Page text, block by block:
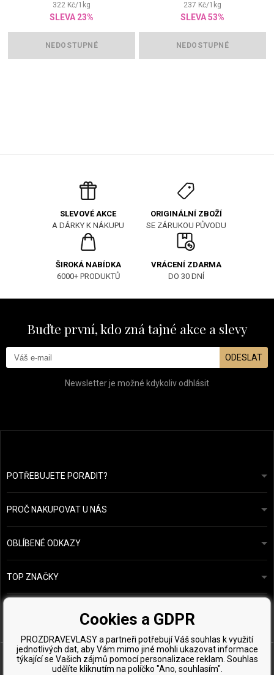
322 Kč/1 kg
SLEVA 23%
NEDOSTUPNÉ
237 Kč/1 kg
SLEVA 53%
NEDOSTUPNÉ
SLEVOVÉ AKCE
A DÁRKY K NÁKUPU
ORIGINÁLNÍ ZBOŽÍ
SE ZÁRUKOU PŮVODU
ŠIROKÁ NABÍDKA
6000+ PRODUKTŮ
VRÁCENÍ ZDARMA
DO 30 DNÍ
Buďte první, kdo zná tajné akce a slevy
ODESLAT
Newsletter je možné kdykoliv odhlásit
POTŘEBUJETE PORADIT?info@prozdravevlasy.cz
Odpovíme do 24 hodin.
PROČ NAKUPOVAT U NÁS
Obchodní podmínky
Ochrana osobních údajů
Přehled plateb a dopravy
OBLÍBENÉ ODKAZY
Náš příběh
TOP ZNAČKY
Kérastase
Paul Mitchell
Wella Professionals
Cookies a GDPR
PROZDRAVEVLASY a partneři potřebují Váš souhlas k využití
jednotlivých dat, aby Vám mimo jiné mohli ukazovat informace
týkající se Vašich zájmů pomocí personalizace reklam. Souhlas
udělíte kliknutím na políčko "Ano, souhlasím".